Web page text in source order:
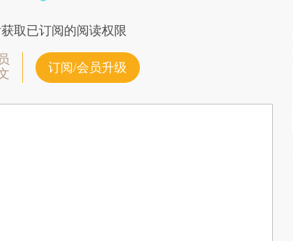
取已订阅的阅读权限
订阅/会员升级